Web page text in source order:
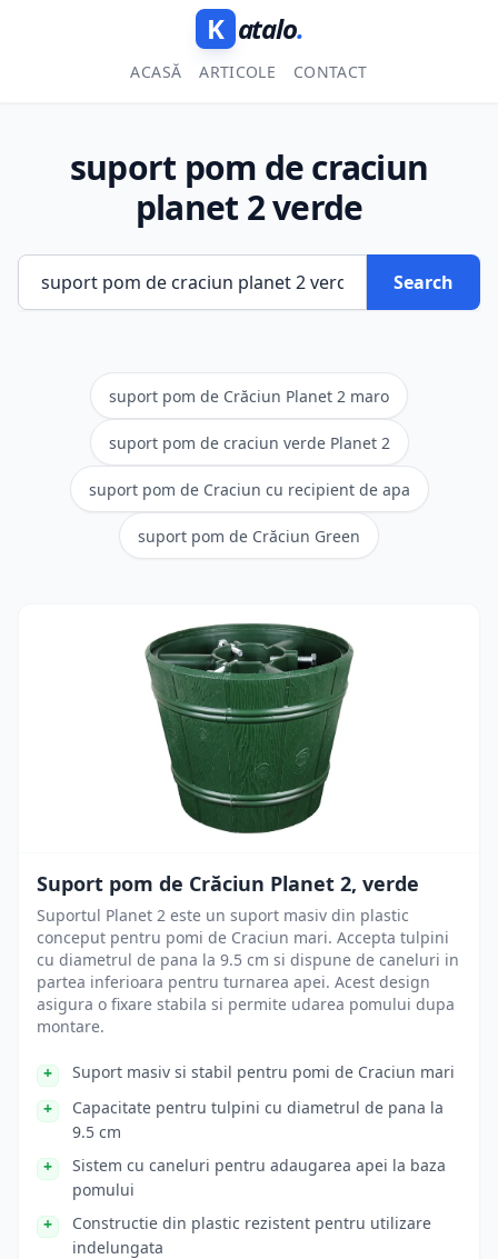
K atalo.
ACASĂ ARTICOLE CONTACT
suport pom de craciun
planet 2 verde
Search
suport pom de Crăciun Planet 2 maro
suport pom de craciun verde Planet 2
suport pom de Craciun cu recipient de apa
suport pom de Crăciun Green
Suport pom de Crăciun Planet 2, verde
Suportul Planet 2 este un suport masiv din plastic
conceput pentru pomi de Craciun mari. Accepta tulpini
cu diametrul de pana la 9.5 cm si dispune de caneluri in
partea inferioara pentru turnarea apei. Acest design
asigura o fixare stabila si permite udarea pomului dupa
montare.
Suport masiv si stabil pentru pomi de Craciun mari
Capacitate pentru tulpini cu diametrul de pana la
9.5 cm
Sistem cu caneluri pentru adaugarea apei la baza
pomului
Constructie din plastic rezistent pentru utilizare
indelungata